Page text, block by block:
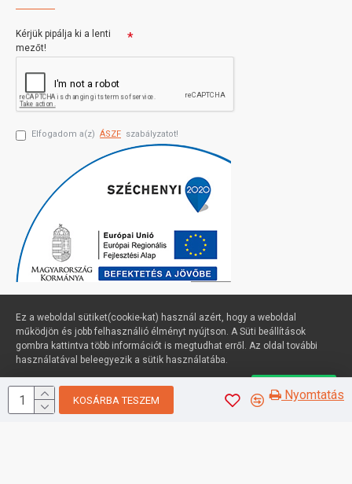
KOSÁRBA TESZEM Nyomtatás
Kérjük pipálja ki a lenti
mezőt!
Elfogadom a(z) ÁSZF szabályzatot!
Profimuszaki.hu - exPanda ERP
Ez a weboldal sütiket(cookie-kat) használ azért, hogy a weboldal
működjön és jobb felhasználió élményt nyújtson. A Süti beállítások
gombra kattintva több információt is megtudhat erről. Az oldal további
használatával beleegyezik a sütik használatába.
Süti beállítások Elfogadom